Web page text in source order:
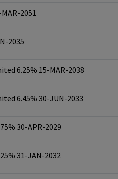
2051
2035
6.25% 15-MAR-2038
6.45% 30-JUN-2033
30-APR-2029
31-JAN-2032